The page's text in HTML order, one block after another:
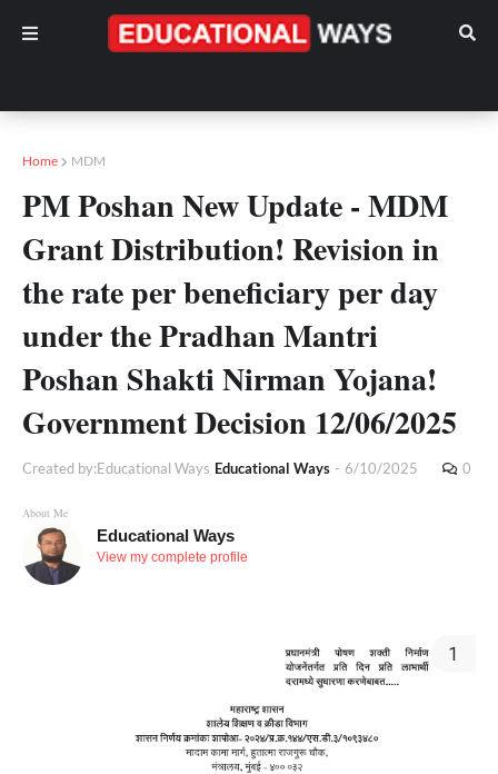
Home MDM
PM Poshan New Update - MDM
Grant Distribution! Revision in
the rate per beneficiary per day
under the Pradhan Mantri
Poshan Shakti Nirman Yojana!
Government Decision 12/06/2025
Created by:Educational Ways Educational Ways - 6/10/2025 0
About Me
Educational Ways
View my complete profile